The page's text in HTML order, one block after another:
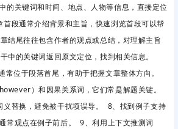
的关键词和时间、地点、人物等信息，直接定位
段通常介绍背景和主旨，快速浏览首段可以帮
结尾往往包含作者的观点或总结，对理解主旨
中的关键词返回原文定位，找到相关信息。
常位于段落首尾，有助于把握文章整体方向。
）和因果关系词，它们常是解题关键。
义替换，避免被干扰项误导。 8、找到例子支持
常观点在例子前后。 9、利用上下文推测词